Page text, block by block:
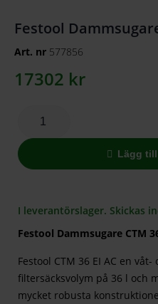
Festool
Art. nr 577856
17302 kr
Lägg
I leverantörslager. Skickas
Festool Dammsugare CTM
Festool CTM 36 EI AC en
filtersäcksvolym på 36 l och
mycket robusta